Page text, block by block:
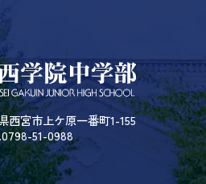
西宮市上ケ原一番町1-155
51-0988